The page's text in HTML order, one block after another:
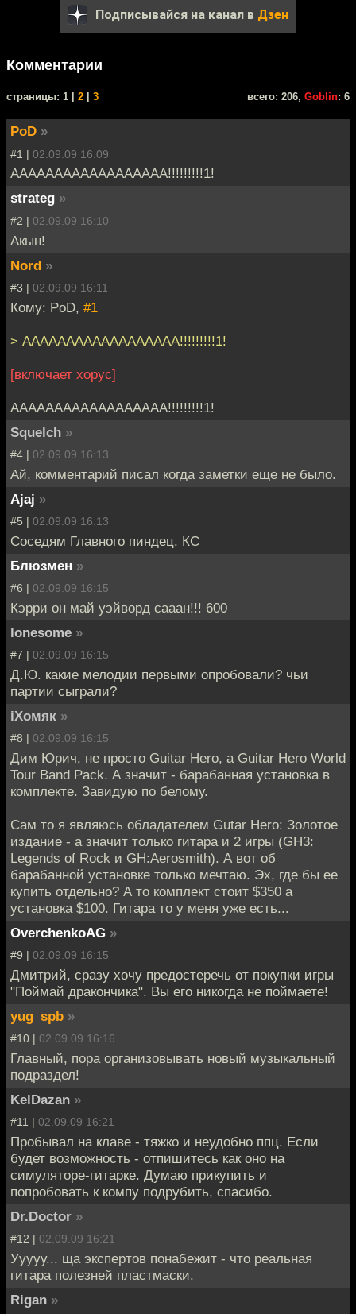
Подписывайся на канал в Дзен
Комментарии
cтраницы: 1 | 2 3 всего: 206, Goblin: 6
PoD »
#1 | 02.09.09 16:09
АААААААААААААААААА!!!!!!!!!1!
strateg »
#2 | 02.09.09 16:10
Акын!
Nord »
#3 | 02.09.09 16:11
Кому: PoD, #1
> АААААААААААААААААА!!!!!!!!!1!
[включает хорус]
АААААААААААААААААА!!!!!!!!!1!
Squelch »
#4 | 02.09.09 16:13
Ай, комментарий писал когда заметки еще не было.
Ajaj »
#5 | 02.09.09 16:13
Соседям Главного пиндец. КС
Блюзмен »
#6 | 02.09.09 16:15
Кэрри он май уэйворд сааан!!! 600
lonesome »
#7 | 02.09.09 16:15
Д.Ю. какие мелодии первыми опробовали? чьи
партии сыграли?
iХомяк »
#8 | 02.09.09 16:15
Дим Юрич, не просто Guitar Hero, а Guitar Hero World
Tour Band Pack. А значит - барабанная установка в
комплекте. Завидую по белому.
Сам то я являюсь обладателем Gutar Hero: Золотое
издание - а значит только гитара и 2 игры (GH3:
Legends of Rock и GH:Aerosmith). А вот об
барабанной установке только мечтаю. Эх, где бы ее
купить отдельно? А то комплект стоит $350 а
установка $100. Гитара то у меня уже есть...
OverchenkoAG »
#9 | 02.09.09 16:15
Дмитрий, сразу хочу предостеречь от покупки игры
"Поймай дракончика". Вы его никогда не поймаете!
yug_spb »
#10 | 02.09.09 16:16
Главный, пора организовывать новый музыкальный
подраздел!
KelDazan »
#11 | 02.09.09 16:21
Пробывал на клаве - тяжко и неудобно ппц. Если
будет возможность - отпишитесь как оно на
симуляторе-гитарке. Думаю прикупить и
попробовать к компу подрубить, спасибо.
Dr.Doctor »
#12 | 02.09.09 16:21
Ууууу... ща экспертов понабежит - что реальная
гитара полезней пластмаски.
Rigan »